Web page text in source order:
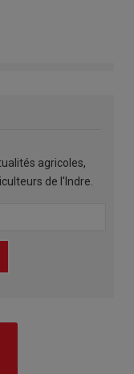
agricoles,
de l'Indre.